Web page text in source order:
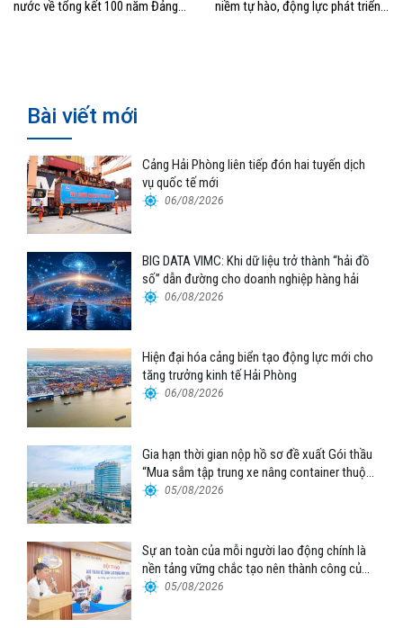
nước về tổng kết 100 năm Đảng
niềm tự hào, động lực phát triển
Bài viết mới
Cảng Hải Phòng liên tiếp đón hai tuyến dịch
vụ quốc tế mới
06/08/2026
BIG DATA VIMC: Khi dữ liệu trở thành “hải đồ
số” dẫn đường cho doanh nghiệp hàng hải
06/08/2026
Hiện đại hóa cảng biển tạo động lực mới cho
tăng trưởng kinh tế Hải Phòng
06/08/2026
Gia hạn thời gian nộp hồ sơ đề xuất Gói thầu
“Mua sắm tập trung xe nâng container thuộc
Tổng công ty Hàng hải Việt Nam – CTCP”
05/08/2026
Sự an toàn của mỗi người lao động chính là
nền tảng vững chắc tạo nên thành công của
Cảng Đà Nẵng
05/08/2026